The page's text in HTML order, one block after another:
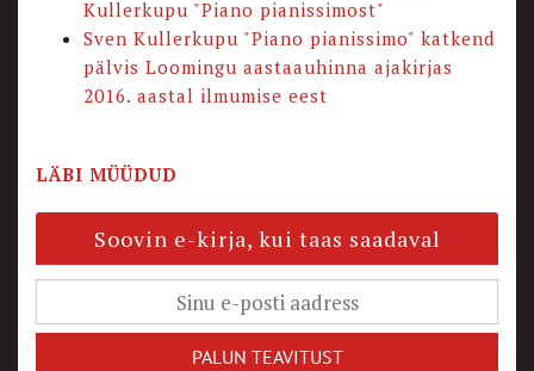
Kullerkupu "Piano pianissimost"
Sven Kullerkupu "Piano pianissimo" katkend
pälvis Loomingu aastaauhinna ajakirjas
2016. aastal ilmumise eest
LÄBI MÜÜDUD
Soovin e-kirja, kui taas saadaval